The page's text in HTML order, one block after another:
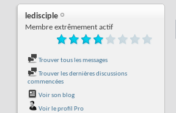
ledisciple
Membre extrêmement actif
Trouver tous les messages
Trouver les dernières discussions
commencées
Voir son blog
Voir le profil Pro